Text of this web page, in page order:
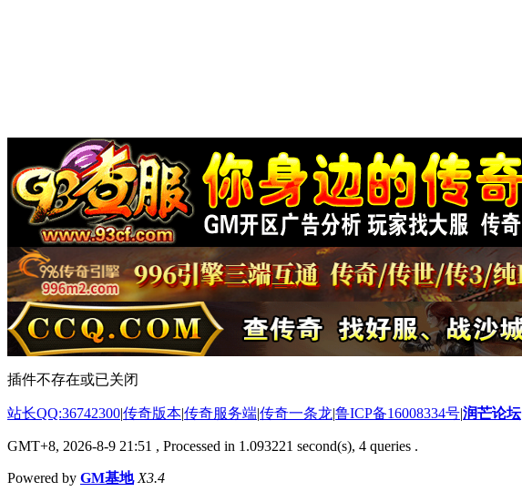
插件不存在或已关闭
站长QQ:36742300|传奇版本|传奇服务端|传奇一条龙|鲁ICP备16008334号|润芒论坛
GMT+8, 2026-8-9 21:51 , Processed in 1.093221 second(s), 4 queries .
Powered by GM基地 X3.4